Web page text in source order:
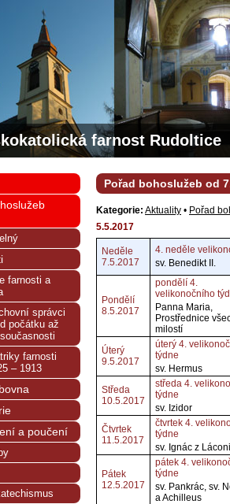
farnost Rudoltice
Pořad bohoslužeb od
Kategorie: Aktuality • Pořad
5.5.2017
Neděle
7.5.2017
4. neděle
sv. Benedikt II.
Pondělí
8.5.2017
pondělí 4.
velikonočního
Panna Maria,
Prostřednice
milostí
Úterý
9.5.2017
úterý 4.
týdne
sv. Hermus
Středa
10.5.2017
středa 4.
týdne
sv. Izidor
Čtvrtek
11.5.2017
čtvrtek 4.
týdne
sv. Ignác z Láconi
Pátek
12.5.2017
pátek 4.
týdne
sv. Pankrác, sv.
a Achilleus
farnosti a
správci
počátku až
farnosti
– 1913
a poučení